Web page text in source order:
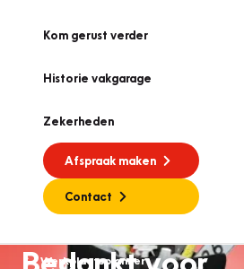
Kom gerust verder
Historie vakgarage
Zekerheden
Afspraak maken
Contact
Werkplaatsplanner